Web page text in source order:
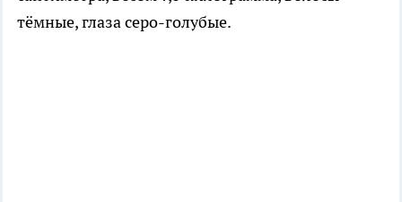
тёмные, глаза серо-голубые.